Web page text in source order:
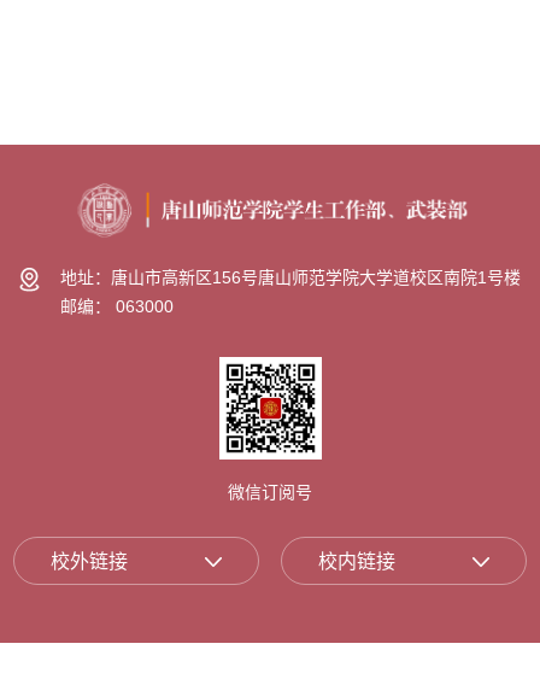
地址：唐山市高新区156号唐山师范学院大学道校区南院1号楼
邮编： 063000
微信订阅号
校外链接 校内链接